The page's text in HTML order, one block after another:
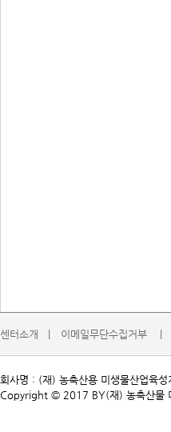
센터소개   | 이메일무단수집거부    |
회사명 : (재) 농축산용 미생물산업
Copyright © 2017 BY(재) 농축산물